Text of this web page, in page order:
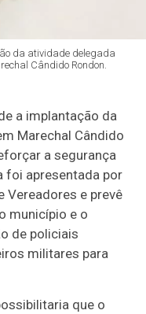
da atividade delegada
Cândido Rondon.
a implantação da
Marechal Cândido
a segurança
foi apresentada por
Vereadores e prevê
município e o
de policiais
militares para
que o